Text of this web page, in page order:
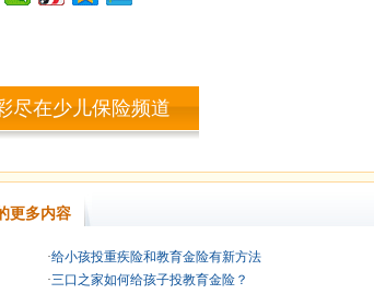
尽在少儿保险频道
更多内容
·给小孩投重疾险和教育金险有新方法
·三口之家如何给孩子投教育金险？